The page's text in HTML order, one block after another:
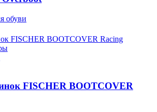
обуви
FISCHER BOOTCOVER